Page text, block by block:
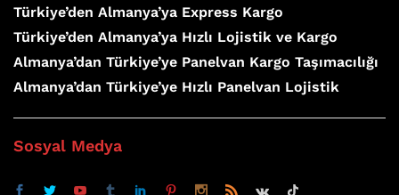
Türkiye’den Almanya’ya Express Kargo
Türkiye’den Almanya’ya Hızlı Lojistik ve Kargo
Almanya’dan Türkiye’ye Panelvan Kargo Taşımacılığı
Almanya’dan Türkiye’ye Hızlı Panelvan Lojistik
Sosyal Medya